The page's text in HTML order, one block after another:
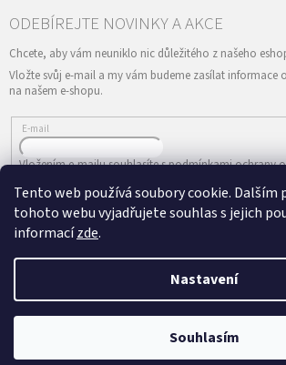
Tento web používá soubory cookie. Dalším
tohoto webu vyjadřujete souhlas s jejich
informacízde.
Nastavení
Souhlasím
Vložte svůj e-mail a my vám budeme zasílat informace
na našem e-shopu.
E-mail
Vložením e-mailu souhlasíte spodmínkami ochrany
PŘIHLÁSIT SE
vyhrazena.